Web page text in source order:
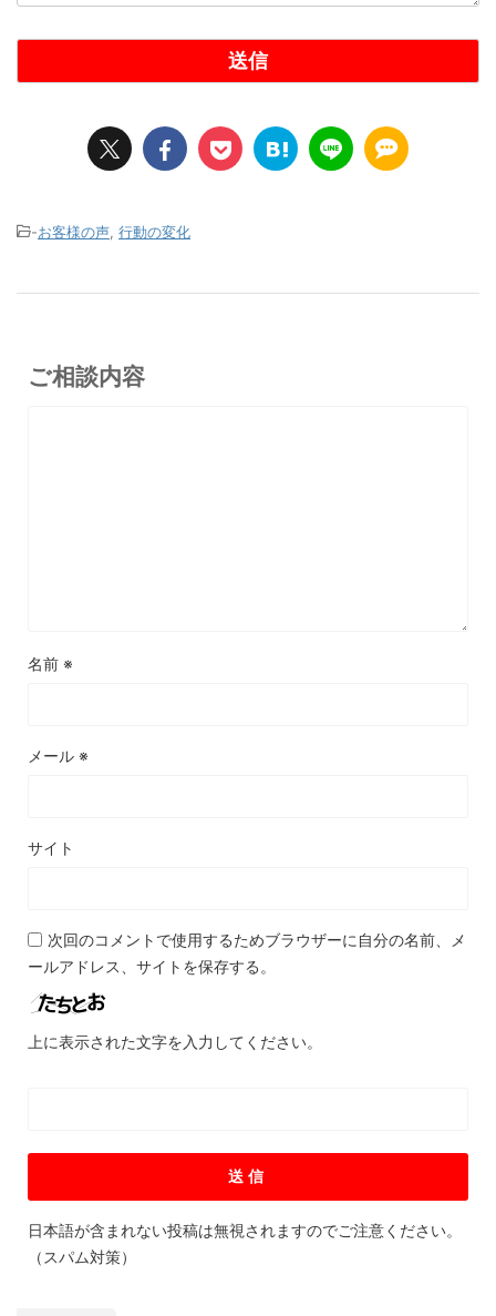
-お客様の声 行動の変化
ご相談内容
名前 ※
メール ※
サイト
次回のコメントで使用するためブラウザーに自分の名前、メ
ールアドレス、サイトを保存する。
上に表示された文字を入力してください。
日本語が含まれない投稿は無視されますのでご注意ください。
（スパム対策）